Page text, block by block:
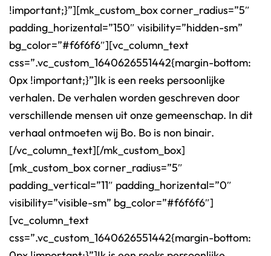
!important;}”][mk_custom_box corner_radius=”5″
padding_horizental=”150″ visibility=”hidden-sm”
bg_color=”#f6f6f6″][vc_column_text
css=”.vc_custom_1640626551442{margin-bottom:
0px !important;}”]Ik is een reeks persoonlijke
verhalen. De verhalen worden geschreven door
verschillende mensen uit onze gemeenschap. In dit
verhaal ontmoeten wij Bo. Bo is non binair.
[/vc_column_text][/mk_custom_box]
[mk_custom_box corner_radius=”5″
padding_vertical=”11″ padding_horizental=”0″
visibility=”visible-sm” bg_color=”#f6f6f6″]
[vc_column_text
css=”.vc_custom_1640626551442{margin-bottom: